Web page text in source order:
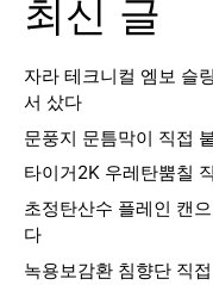
최신 글
자라 테크니컬 엠보 슬
서 샀다
문풍지 문틈막이 직접
타이거2K 우레탄뿜칠
초정탄산수 플레인 캔
다
녹용보감환 침향단 직